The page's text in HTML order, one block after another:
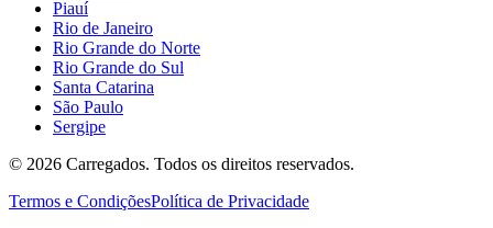
Piauí
Rio de Janeiro
Rio Grande do Norte
Rio Grande do Sul
Santa Catarina
São Paulo
Sergipe
© 2026 Carregados. Todos os direitos reservados.
Termos e CondiçõesPolítica de Privacidade